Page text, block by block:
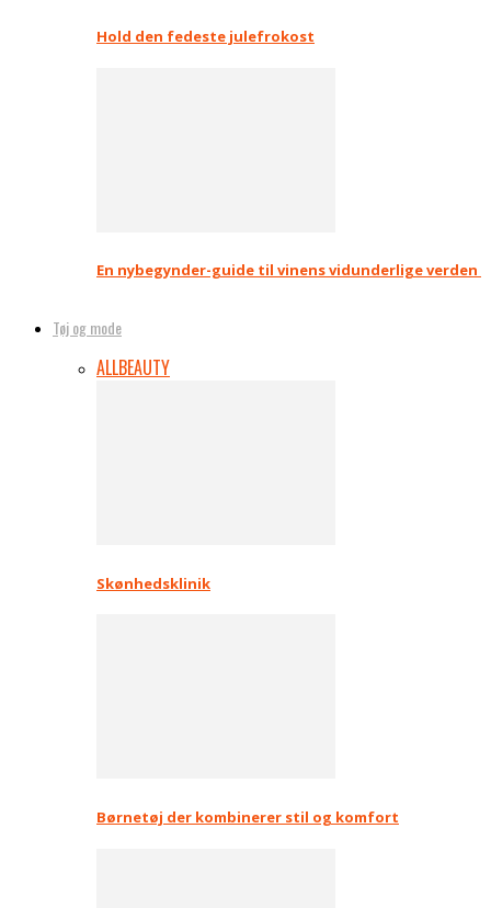
Hold den fedeste julefrokost
En nybegynder-guide til vinens vidunderlige verden
Tøj og mode
ALLBEAUTY
Skønhedsklinik
Børnetøj der kombinerer stil og komfort